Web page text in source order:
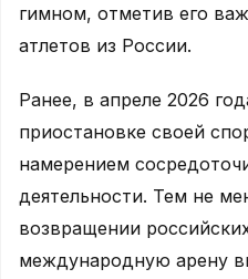
гимном, отметив его
атлетов из России.
Ранее, в апреле 2026
приостановке своей
намерением
деятельности. Тем не
возвращении
международную арену